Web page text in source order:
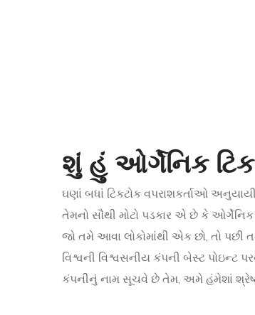
શું હું ઓર્ગેનિક
ઘણાં બધાં ટિકટોક વપરાશકર્તાઓ
તેમનો સૌથી મોટો પડકાર એ છે કે
જો તમે આવા લોકોમાંથી એક છો, તો પછી
વિશ્વની વિશ્વસનીય કંપની બેસ્ટ પોઇન્ટ
કંપનીનું નામ સૂચવે છે તેમ, અમે હંમેશાં